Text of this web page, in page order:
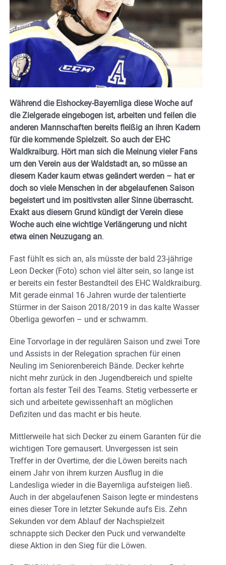
Während die Eishockey-Bayernliga diese Woche auf
die Zielgerade eingebogen ist, arbeiten und feilen die
anderen Mannschaften bereits fleißig an ihren Kadern
für die kommende Spielzeit. So auch der EHC
Waldkraiburg. Hört man sich die Meinung vieler Fans
um den Verein aus der Waldstadt an, so müsse an
diesem Kader kaum etwas geändert werden – hat er
doch so viele Menschen in der abgelaufenen Saison
begeistert und im positivsten aller Sinne überrascht.
Exakt aus diesem Grund kündigt der Verein diese
Woche auch eine wichtige Verlängerung und nicht
etwa einen Neuzugang an.
Fast fühlt es sich an, als müsste der bald 23-jährige
Leon Decker (Foto) schon viel älter sein, so lange ist
er bereits ein fester Bestandteil des EHC Waldkraiburg.
Mit gerade einmal 16 Jahren wurde der talentierte
Stürmer in der Saison 2018/2019 in das kalte Wasser
Oberliga geworfen – und er schwamm.
Eine Torvorlage in der regulären Saison und zwei Tore
und Assists in der Relegation sprachen für einen
Neuling im Seniorenbereich Bände. Decker kehrte
nicht mehr zurück in den Jugendbereich und spielte
fortan als fester Teil des Teams. Stetig verbesserte er
sich und arbeitete gewissenhaft an möglichen
Defiziten und das macht er bis heute.
Mittlerweile hat sich Decker zu einem Garanten für die
wichtigen Tore gemausert. Unvergessen ist sein
Treffer in der Overtime, der die Löwen bereits nach
einem Jahr von ihrem kurzen Ausflug in die
Landesliga wieder in die Bayernliga aufsteigen ließ.
Auch in der abgelaufenen Saison legte er mindestens
eines dieser Tore in letzter Sekunde aufs Eis. Zehn
Sekunden vor dem Ablauf der Nachspielzeit
schnappte sich Decker den Puck und verwandelte
diese Aktion in den Sieg für die Löwen.